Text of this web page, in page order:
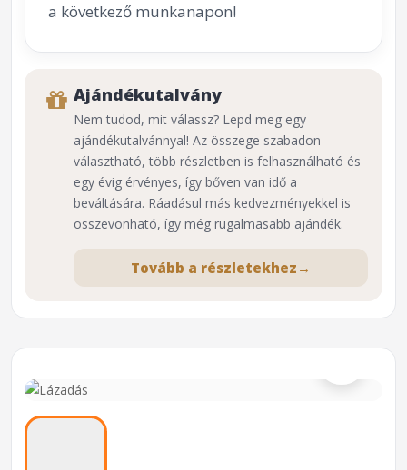
⌕
a következő munkanapon!
Ajándékutalvány
Nem tudod, mit válassz? Lepd meg egy
ajándékutalvánnyal! Az összege szabadon
választható, több részletben is felhasználható és
egy évig érvényes, így bőven van idő a
beváltására. Ráadásul más kedvezményekkel is
összevonható, így még rugalmasabb ajándék.
Tovább a részletekhez →